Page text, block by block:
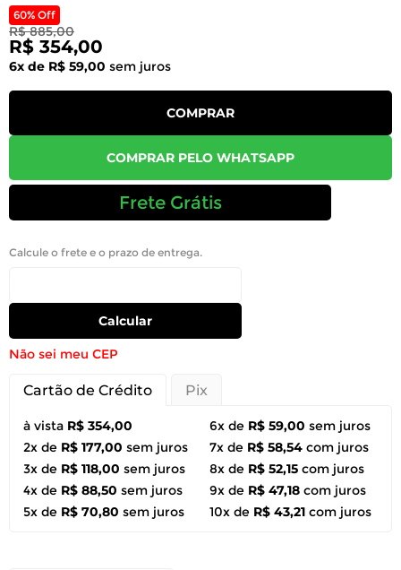
60% Off
R$ 885,00
R$ 354,00
6x de R$ 59,00 sem juros
COMPRAR
COMPRAR PELO WHATSAPP
Frete Grátis
Calcule o frete e o prazo de entrega.
Calcular
Não sei meu CEP
Cartão de Crédito Pix
à vista R$ 354,00
2x de R$ 177,00 sem juros
3x de R$ 118,00 sem juros
4x de R$ 88,50 sem juros
5x de R$ 70,80 sem juros
6x de R$ 59,00 sem juros
7x de R$ 58,54 com juros
8x de R$ 52,15 com juros
9x de R$ 47,18 com juros
10x de R$ 43,21 com juros